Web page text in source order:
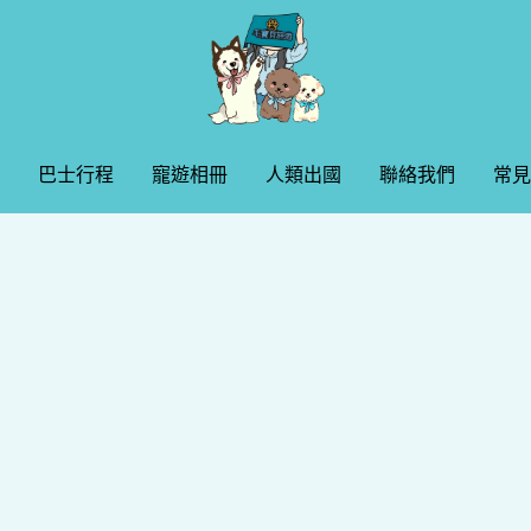
巴士行程 寵遊相冊 人類出國 聯絡我們 常
巴士行程 寵遊相冊 人類出國 聯絡我們 常